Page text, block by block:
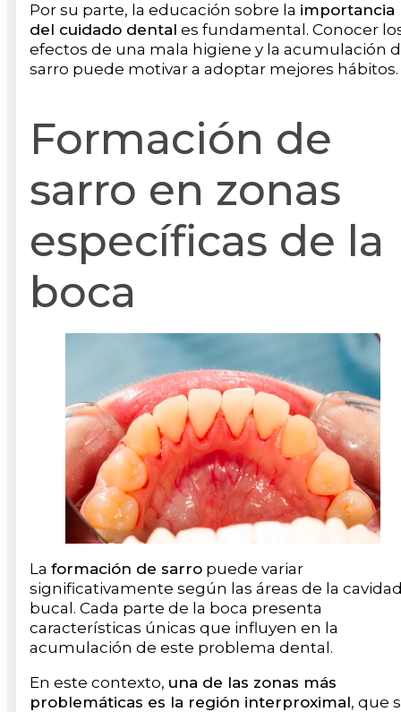
Por su parte, la educación sobre la importancia
del cuidado dental es fundamental. Conocer
efectos de una mala higiene y la acumulación
sarro puede motivar a adoptar mejores hábitos.
Formación de
sarro en zonas
específicas de la
boca
La formación de sarro puede variar
significativamente según las áreas de la
bucal. Cada parte de la boca presenta
características únicas que influyen en la
acumulación de este problema dental.
En este contexto, una de las zonas más
problemáticas es la región interproximal, que